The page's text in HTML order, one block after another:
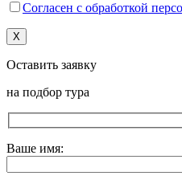
Согласен с обработкой
X
Оставить заявку
на подбор тура
Ваше имя: